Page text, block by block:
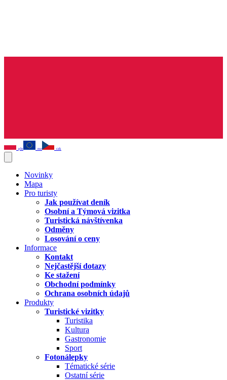
pln eur czk
Novinky
Mapa
Pro turisty
Jak používat deník
Osobní a Týmová vizitka
Turistická návštívenka
Odměny
Losování o ceny
Informace
Kontakt
Nejčastější dotazy
Ke stažení
Obchodní podmínky
Ochrana osobních údajů
Produkty
Turistické vizitky
Turistika
Kultura
Gastronomie
Sport
Fotonálepky
Tématické série
Ostatní série